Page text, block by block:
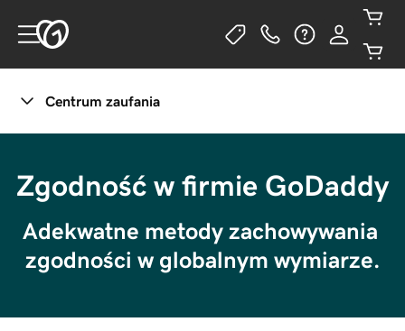
Centrum zaufania
Zgodność w firmie GoDaddy
Adekwatne metody zachowywania
zgodności w globalnym wymiarze.